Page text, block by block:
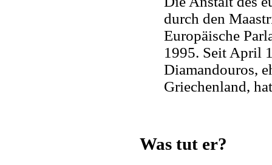
durch den
Europäische
1995. Seit April
Diamandouros,
Griechenland,
Was tut er?